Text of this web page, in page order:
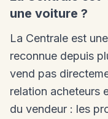
une voiture ?
La Centrale est
reconnue depuis
vend pas
relation acheteurs
du vendeur : les